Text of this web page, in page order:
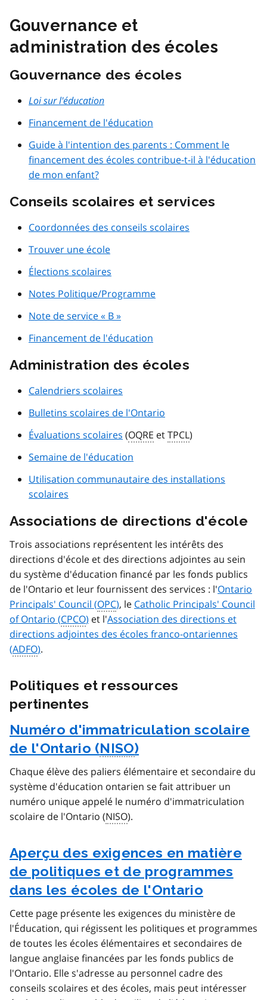
Gouvernance et
administration des écoles
Gouvernance des écoles
Loi sur l'éducation
Financement de l'éducation
Guide à l'intention des parents : Comment le
financement des écoles contribue-t-il à l'éducation
de mon enfant?
Conseils scolaires et services
Coordonnées des conseils scolaires
Trouver une école
Élections scolaires
Notes Politique/Programme
Note de service « B »
Financement de l'éducation
Administration des écoles
Calendriers scolaires
Bulletins scolaires de l'Ontario
Évaluations scolaires (OQRE etTPCL)
Semaine de l'éducation
Utilisation communautaire des installations
scolaires
Associations de directions d'école
Trois associations représentent les intérêts des
directions d'école et des directions adjointes au sein
du système d'éducation financé par les fonds publics
de l'Ontario et leur fournissent des services : l'Ontario
Principals' Council (OPC), le Catholic Principals' Council
of Ontario (CPCO) et l'Association des directions et
directions adjointes des écoles franco-ontariennes
(ADFO).
Politiques et ressources
pertinentes
Numéro d'immatriculation scolaire
de l'Ontario (NISO)
Chaque élève des paliers élémentaire et secondaire du
système d'éducation ontarien se fait attribuer un
numéro unique appelé le numéro d'immatriculation
scolaire de l'Ontario (NISO).
Aperçu des exigences en matière
de politiques et de programmes
dans les écoles de l'Ontario
Cette page présente les exigences du ministère de
l'Éducation, qui régissent les politiques et programmes
de toutes les écoles élémentaires et secondaires de
langue anglaise financées par les fonds publics de
l'Ontario. Elle s'adresse au personnel cadre des
conseils scolaires et des écoles, mais peut intéresser